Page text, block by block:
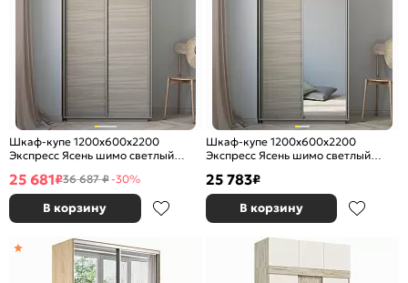
Шкаф-купе 1200x600x2200
Экспресс Ясень шимо светлый
25 681₽36 687 ₽-30%
В корзину
Шкаф-купе 1200x600x2200
Экспресс Ясень шимо светлый
25 783₽
В корзину